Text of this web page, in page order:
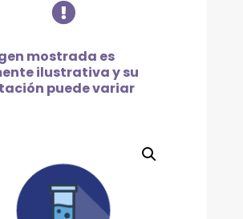

mostrada es
ilustrativa y su
puede variar